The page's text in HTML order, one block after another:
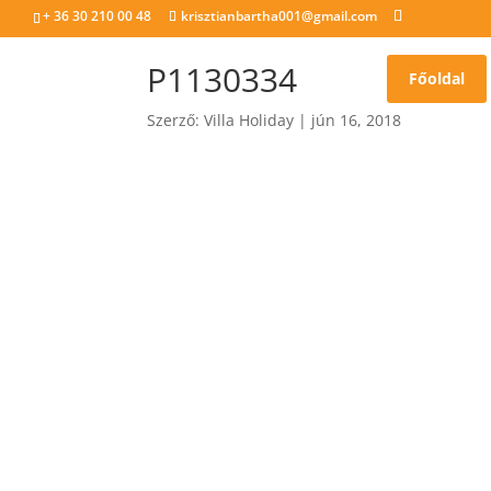
+ 36 30 210 00 48 krisztianbartha001@gmail.com
Főoldal
P1130334
Szerző:Villa Holiday | jún 16, 2018